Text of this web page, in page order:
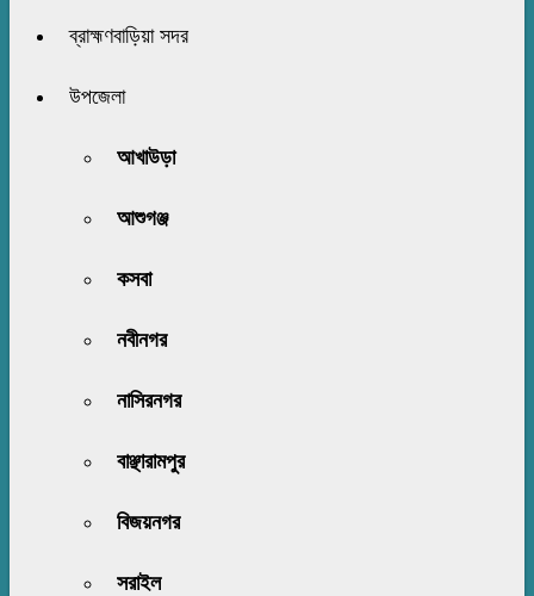
ব্রাহ্মণবাড়িয়া সদর
উপজেলা
আখাউড়া
আশুগঞ্জ
কসবা
নবীনগর
নাসিরনগর
বাঞ্ছারামপুর
বিজয়নগর
সরাইল